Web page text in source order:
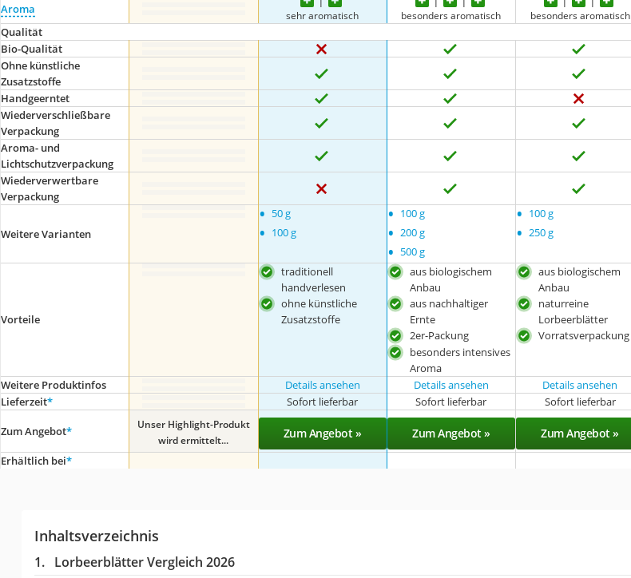
Aroma sehr aromatisch besonders aromatisch besonders aromatisch
Qualität
Bio-Qualität
Ohne künstliche
Zusatzstoffe
Handgeerntet
Wiederverschließbare
Verpackung
Aroma- und
Lichtschutzverpackung
Wiederverwertbare
Verpackung
Weitere Varianten
• 50 g
• 100 g
• 100 g
• 200 g
• 500 g
• 100 g
• 250 g
Vorteile
traditionell
handverlesen
ohne künstliche
Zusatzstoffe
aus biologischem
Anbau
aus nachhaltiger
Ernte
2er-Packung
besonders intensives
Aroma
aus biologischem
Anbau
naturreine
Lorbeerblätter
Vorratsverpackung
Weitere Produktinfos Details ansehen Details ansehen Details ansehen
Lieferzeit* Sofort lieferbar Sofort lieferbar Sofort lieferbar
Zum Angebot*
Unser Highlight-Produkt
wird ermittelt...
Zum Angebot » Zum Angebot » Zum Angebot »
Erhältlich bei*
Inhaltsverzeichnis
Lorbeerblätter Vergleich 2026